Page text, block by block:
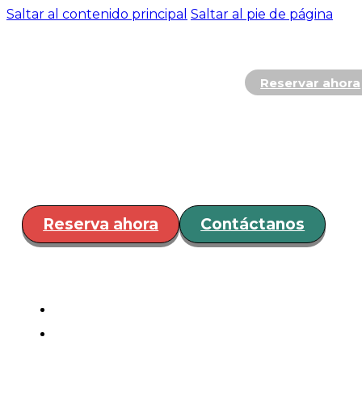
Saltar al contenido principal Saltar al pie de página
Reservar ahora
Restaurante y
Reserva ahora Contáctanos